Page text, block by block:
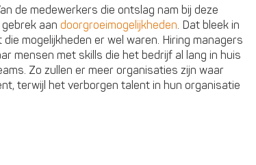
de medewerkers die ontslag nam bij deze
aan doorgroeimogelijkheden. Dat bleek in
mogelijkheden er wel waren. Hiring managers
mensen met skills die het bedrijf al lang in huis
Zo zullen er meer organisaties zijn waar
terwijl het verborgen talent in hun organisatie